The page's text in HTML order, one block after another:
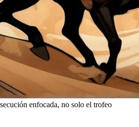
enfocada, no solo el trofeo